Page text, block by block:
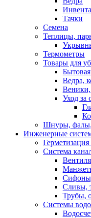
Тачки
Семена
Теплицы,
Термометры
Товары для
Ведра,
Уход за
Шнуры, фалы,
Инженерные
Система
Сливы,
Трубы,
Системы